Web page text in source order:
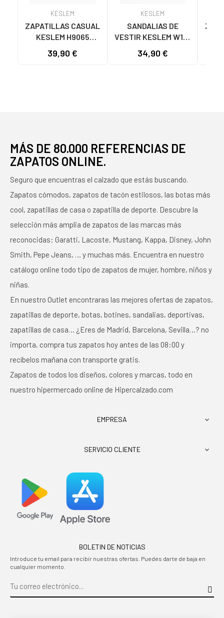
KESLEM
ZAPATILLAS CASUAL
KESLEM H9065
NEGRO
39,90 €
KESLEM
SANDALIAS DE
VESTIR KESLEM W18-
34,90 €
MÁS DE 80.000 REFERENCIAS DE
ZAPATOS ONLINE.
Seguro que encuentras el calzado que estás buscando.
Zapatos cómodos, zapatos de tacón estilosos, las botas más
cool, zapatillas de casa o zapatilla de deporte. Descubre la
selección más amplia de zapatos de las marcas más
reconocidas: Garatti, Lacoste, Mustang, Kappa, Disney, John
Smith, Pepe Jeans, … y muchas más. Encuentra en nuestro
catálogo online todo tipo de zapatos de mujer, hombre, niños y
niñas.
En nuestro Outlet encontraras las mejores ofertas de zapatos,
zapatillas de deporte, botas, botines, sandalias, deportivas,
zapatillas de casa… ¿Eres de Madrid, Barcelona, Sevilla…? no
importa, compra tus zapatos hoy antes de las 08:00 y
recíbelos mañana con transporte gratis.
Zapatos de todos los diseños, colores y marcas, todo en
nuestro hipermercado online de Hipercalzado.com
EMPRESA 
SERVICIO CLIENTE 
BOLETIN DE NOTICIAS
Introduce tu email para recibir nuestras ofertas. Puedes darte de baja en
cualquier momento.